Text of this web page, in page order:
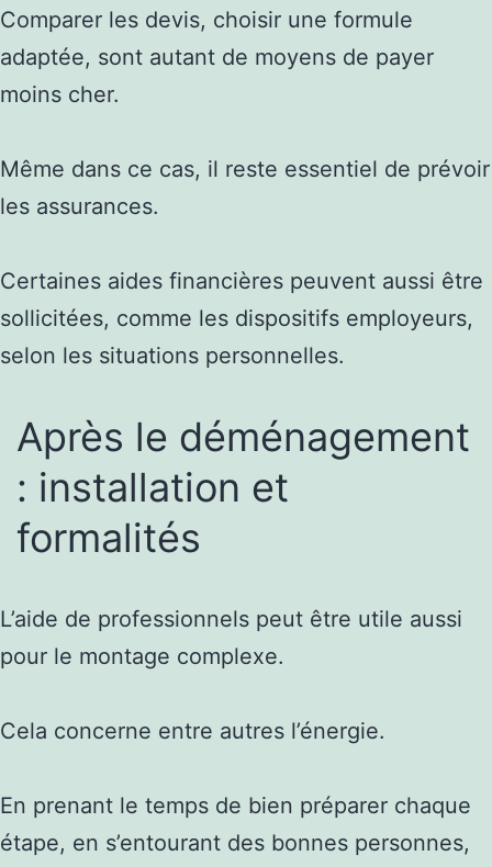
Comparer les devis, choisir une formule
adaptée, sont autant de moyens de payer
moins cher.
Même dans ce cas, il reste essentiel de prévoir
les assurances.
Certaines aides financières peuvent aussi être
sollicitées, comme les dispositifs employeurs,
selon les situations personnelles.
Après le déménagement
: installation et
formalités
L’aide de professionnels peut être utile aussi
pour le montage complexe.
Cela concerne entre autres l’énergie.
En prenant le temps de bien préparer chaque
étape, en s’entourant des bonnes personnes,